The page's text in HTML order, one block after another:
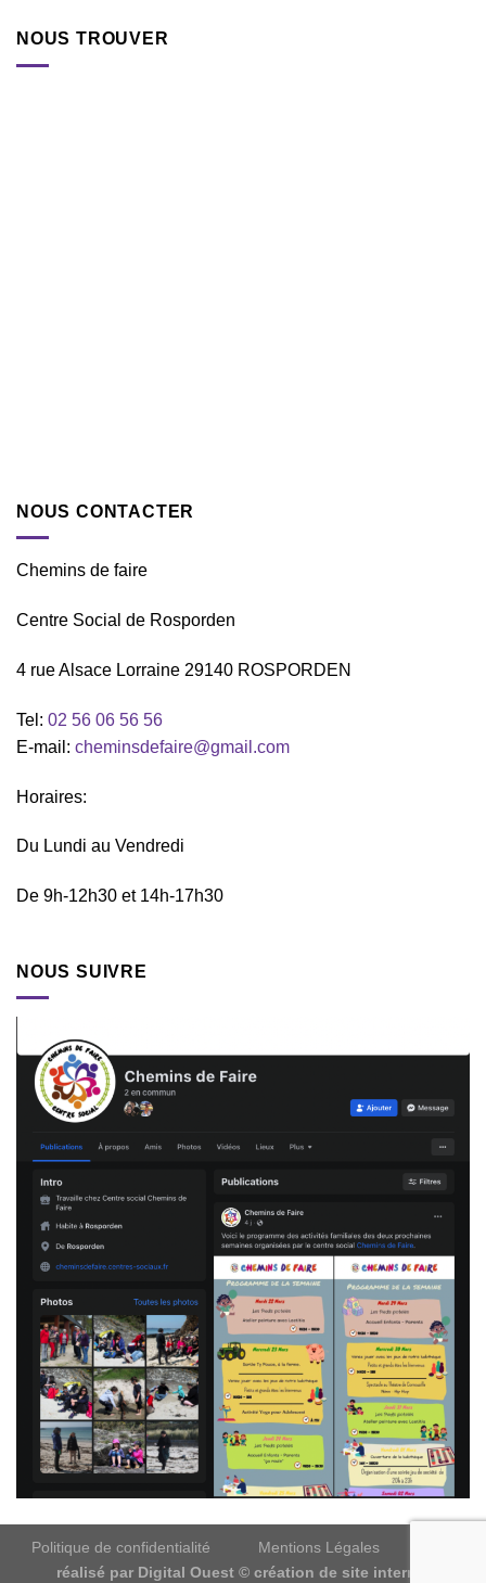
NOUS TROUVER
NOUS CONTACTER
Chemins de faire
Centre Social de Rosporden
4 rue Alsace Lorraine 29140 ROSPORDEN
Tel: 02 56 06 56 56
E-mail: cheminsdefaire@gmail.com
Horaires:
Du Lundi au Vendredi
De 9h-12h30 et 14h-17h30
NOUS SUIVRE
Politique de confidentialité Mentions Légales
réalisé par Digital Ouest © création de site internet